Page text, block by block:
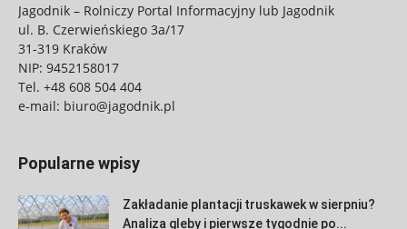
Jagodnik – Rolniczy Portal Informacyjny lub Jagodnik
ul. B. Czerwieńskiego 3a/17
31-319 Kraków
NIP: 9452158017
Tel. +48 608 504 404
e-mail: biuro@jagodnik.pl
Popularne wpisy
Zakładanie plantacji truskawek w sierpniu?
Analiza gleby i pierwsze tygodnie po...